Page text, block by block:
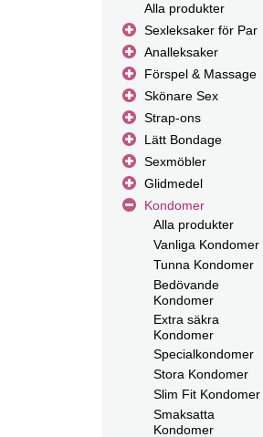
Alla produkter
Sexleksaker för Par
Analleksaker
Förspel & Massage
Skönare Sex
Strap-ons
Lätt Bondage
Sexmöbler
Glidmedel
Kondomer
Alla produkter
Vanliga Kondomer
Tunna Kondomer
Bedövande
Kondomer
Extra säkra
Kondomer
Specialkondomer
Stora Kondomer
Slim Fit Kondomer
Smaksatta
Kondomer